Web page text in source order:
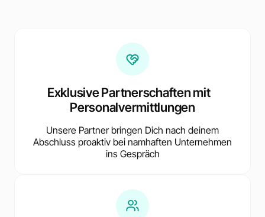
Exklusive Partnerschaften mit
Personalvermittlungen
Unsere Partner bringen Dich nach deinem
Abschluss proaktiv bei namhaften Unternehmen
ins Gespräch